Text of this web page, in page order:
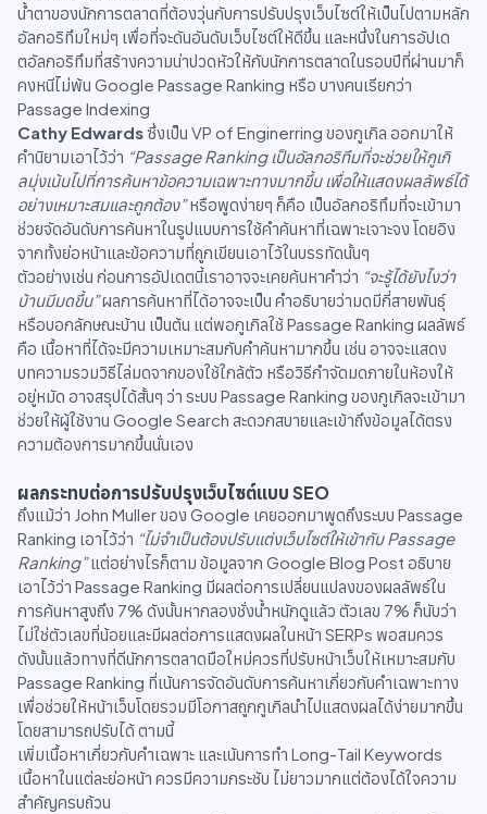
น้ำตาของนักการตลาดที่ต้องวุ่นกับการปรับปรุงเว็บไซต์ให้เป็นไปตามหลัก
อัลกอริทึมใหม่ๆ เพื่อที่จะดันอันดับเว็บไซต์ให้ดีขึ้น และหนึ่งในการอัปเด
ตอัลกอริทึมที่สร้างความน่าปวดหัวให้กับนักการตลาดในรอบปีที่ผ่านมาก็
คงหนีไม่พ้น Google Passage Ranking หรือ บางคนเรียกว่า
Passage Indexing
Cathy Edwardsซึ่งเป็น VP of Enginerring ของกูเกิล ออกมาให้
คำนิยามเอาไว้ว่า “Passage Ranking เป็นอัลกอริทึมที่จะช่วยให้กูเกิ
ลมุ่งเน้นไปที่การค้นหาข้อความเฉพาะทางมากขึ้น เพื่อให้แสดงผลลัพธ์ได้
อย่างเหมาะสมและถูกต้อง”หรือพูดง่ายๆ ก็คือ เป็นอัลกอริทึมที่จะเข้ามา
ช่วยจัดอันดับการค้นหาในรูปแบบการใช้คำค้นหาที่เฉพาะเจาะจง โดยอิง
จากทั้งย่อหน้าและข้อความที่ถูกเขียนเอาไว้ในบรรทัดนั้นๆ
ตัวอย่างเช่น ก่อนการอัปเดตนี้เราอาจจะเคยค้นหาคำว่า “จะรู้ได้ยังไงว่า
บ้านมีมดขึ้น”ผลการค้นหาที่ได้อาจจะเป็น คำอธิบายว่ามดมีกี่สายพันธุ์
หรือบอกลักษณะบ้าน เป็นต้น แต่พอกูเกิลใช้ Passage Ranking ผลลัพธ์
คือ เนื้อหาที่ได้จะมีความเหมาะสมกับคำค้นหามากขึ้น เช่น อาจจะแสดง
บทความรวมวิธีไล่มดจากของใช้ใกล้ตัว หรือวิธีกำจัดมดภายในห้องให้
อยู่หมัด อาจสรุปได้สั้นๆ ว่า ระบบ Passage Ranking ของกูเกิลจะเข้ามา
ช่วยให้ผู้ใช้งาน Google Search สะดวกสบายและเข้าถึงข้อมูลได้ตรง
ความต้องการมากขึ้นนั่นเอง
ผลกระทบต่อการปรับปรุงเว็บไซต์แบบ SEO
ถึงแม้ว่า John Muller ของ Google เคยออกมาพูดถึงระบบ Passage
Ranking เอาไว้ว่า “ไม่จำเป็นต้องปรับแต่งเว็บไซต์ให้เข้ากับ Passage
Ranking”แต่อย่างไรก็ตาม ข้อมูลจาก Google Blog Post อธิบาย
เอาไว้ว่า Passage Ranking มีผลต่อการเปลี่ยนแปลงของผลลัพธ์ใน
การค้นหาสูงถึง 7% ดังนั้นหากลองชั่งน้ำหนักดูแล้ว ตัวเลข 7% ก็นับว่า
ไม่ใช่ตัวเลขที่น้อยและมีผลต่อการแสดงผลในหน้า SERPs พอสมควร
ดังนั้นแล้วทางที่ดีนักการตลาดมือใหม่ควรที่ปรับหน้าเว็บให้เหมาะสมกับ
Passage Ranking ที่เน้นการจัดอันดับการค้นหาเกี่ยวกับคำเฉพาะทาง
เพื่อช่วยให้หน้าเว็บโดยรวมมีโอกาสถูกกูเกิลนำไปแสดงผลได้ง่ายมากขึ้น
โดยสามารถปรับได้ ตามนี้
เพิ่มเนื้อหาเกี่ยวกับคำเฉพาะ และเน้นการทำ Long-Tail Keywords
เนื้อหาในแต่ละย่อหน้า ควรมีความกระชับ ไม่ยาวมากแต่ต้องได้ใจความ
สำคัญครบถ้วน